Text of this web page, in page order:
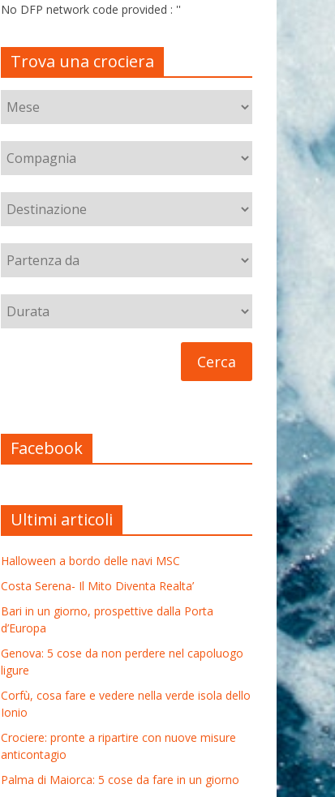
No DFP network code provided : ''
Trova una crociera
Facebook
Ultimi articoli
Halloween a bordo delle navi MSC
Costa Serena- Il Mito Diventa Realta’
Bari in un giorno, prospettive dalla Porta
d’Europa
Genova: 5 cose da non perdere nel capoluogo
ligure
Corfù, cosa fare e vedere nella verde isola dello
Ionio
Crociere: pronte a ripartire con nuove misure
anticontagio
Palma di Maiorca: 5 cose da fare in un giorno